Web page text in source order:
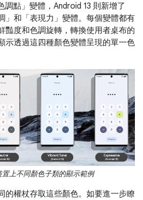
點」 變體，Android 13 則新增了
」 和「表現力」 變體。每個變體都有
豔度和色調旋轉，轉換使用者桌布的
示透過這四種顏色變體呈現的單一色
置上不同顏色子類的顯示範例
的權杖存取這些顏色。如要進一步瞭